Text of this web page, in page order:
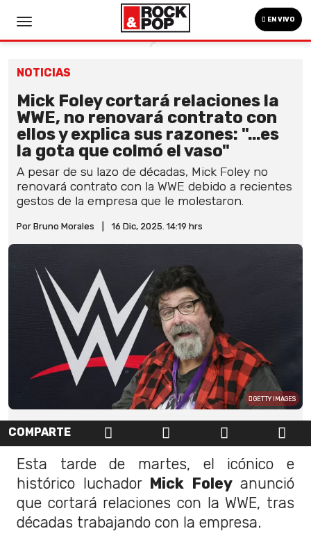
EN VIVO
NOTICIAS
Mick Foley cortará relaciones la
WWE, no renovará contrato con
ellos y explica sus razones: "...es
la gota que colmó el vaso"
A pesar de su lazo de décadas, Mick Foley no
renovará contrato con la WWE debido a recientes
gestos de la empresa que le molestaron.
Por Bruno Morales 16 Dic, 2025. 14:19 hrs
GETTY IMAGES
COMPARTE
Esta tarde de martes, el icónico e
histórico luchador Mick Foleyanunció
que cortará relaciones con la WWE, tras
décadas trabajando con la empresa.